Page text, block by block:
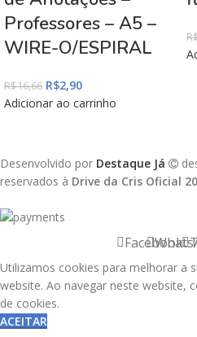
Professores – A5 –
WIRE-O/ESPIRAL
R$16,66 R$2,90
Adicionar ao carrinho
Desenvolvido por Destaque Já
reservados à Drive da Cris Oficial
Facebook
Utilizamos cookies para melhorar a
website. Ao navegar neste website,
de cookies.
ACEITAR